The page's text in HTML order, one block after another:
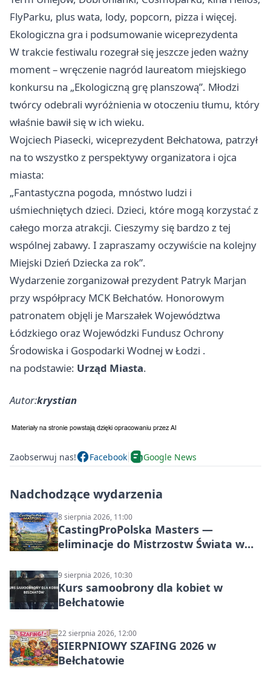
FlyParku, plus wata, lody, popcorn, pizza i więcej.
Ekologiczna gra i podsumowanie wiceprezydenta
W trakcie festiwalu rozegrał się jeszcze jeden ważny
moment – wręczenie nagród laureatom miejskiego
konkursu na „Ekologiczną grę planszową”. Młodzi
twórcy odebrali wyróżnienia w otoczeniu tłumu, który
właśnie bawił się w ich wieku.
Wojciech Piasecki, wiceprezydent Bełchatowa, patrzył
na to wszystko z perspektywy organizatora i ojca
miasta:
„Fantastyczna pogoda, mnóstwo ludzi i
uśmiechniętych dzieci. Dzieci, które mogą korzystać z
całego morza atrakcji. Cieszymy się bardzo z tej
wspólnej zabawy. I zapraszamy oczywiście na kolejny
Miejski Dzień Dziecka za rok”.
Wydarzenie zorganizował prezydent Patryk Marjan
przy współpracy MCK Bełchatów. Honorowym
patronatem objęli je Marszałek Województwa
Łódzkiego oraz Wojewódzki Fundusz Ochrony
Środowiska i Gospodarki Wodnej wŁodzi .
na podstawie: Urząd Miasta.
Autor:krystian
Zaobserwuj nas! Facebook Google News
Nadchodzące wydarzenia
8 sierpnia 2026, 11:00
CastingProPolska Masters —
eliminacje do Mistrzostw Świata w
9 sierpnia 2026, 10:30
Kurs samoobrony dla kobiet w
Bełchatowie
22 sierpnia 2026, 12:00
SIERPNIOWY SZAFING 2026 w
Bełchatowie